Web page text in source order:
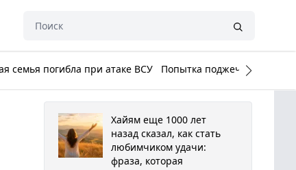
семья погибла при атаке ВСУ Попытка поджечь Белый
Хайям еще 1000 лет
назад сказал, как стать
любимчиком удачи:
фраза, которая